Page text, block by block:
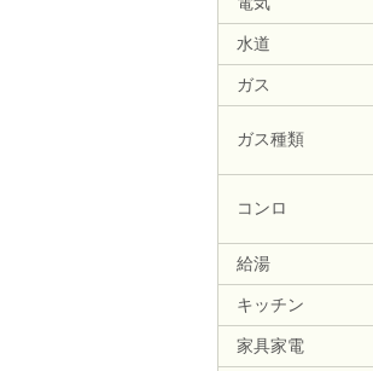
水道
ガス
ガス種類
コンロ
給湯
キッチン
家具家電